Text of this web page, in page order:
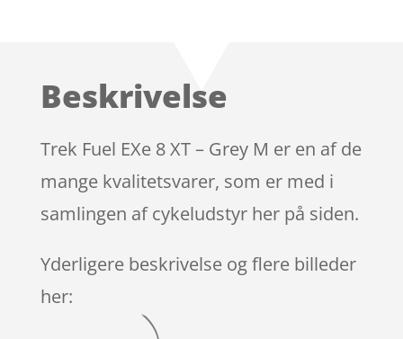
kundebedøm
Beskrivelse
Trek Fuel EXe 8 XT – Grey M er en af de
mange kvalitetsvarer, som er med i
samlingen af cykeludstyr her på siden.
Yderligere beskrivelse og flere billeder
her: